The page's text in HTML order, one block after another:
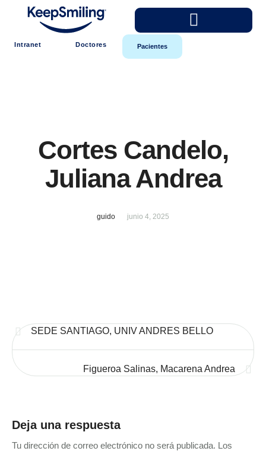
Intranet Doctores Pacientes
Cortes Candelo,
Juliana Andrea
guido junio 4, 2025
SEDE SANTIAGO, UNIV ANDRES BELLO
Figueroa Salinas, Macarena Andrea
Deja una respuesta
Tu dirección de correo electrónico no será publicada. Los